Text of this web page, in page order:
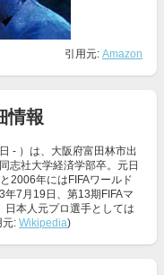
引用元: Amazon
情報
- ）は、大阪府富田林市出
志社大学経済学部卒。元日
2006年にはFIFAワールド
7月19日、第13期FIFAマ
日本人元プロ選手としては
元: Wikipedia)